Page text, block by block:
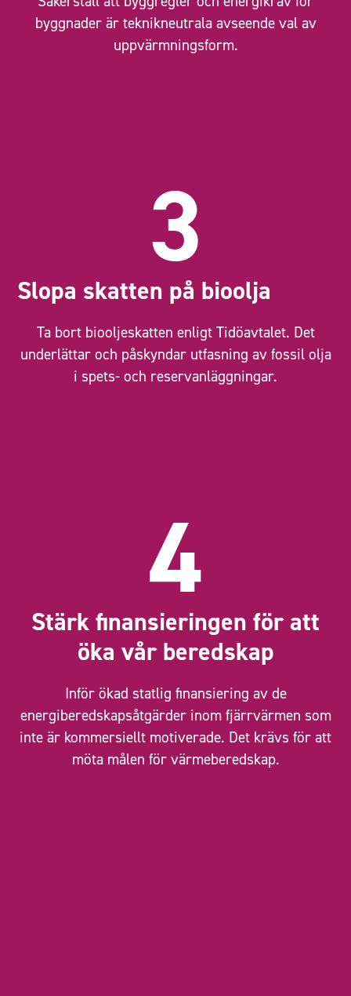
byggnader är teknikneutrala avseende val av
uppvärmningsform.
3
Slopa skatten på bioolja
Ta bort biooljeskatten enligt Tidöavtalet. Det
underlättar och påskyndar utfasning av fossil olja
i spets- och reservanläggningar.
4
Stärk finansieringen för att
öka vår beredskap
Inför ökad statlig finansiering av de
energiberedskapsåtgärder inom fjärrvärmen som
inte är kommersiellt motiverade. Det krävs för att
möta målen för värmeberedskap.